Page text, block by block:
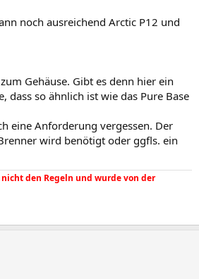
noch ausreichend Arctic P12 und
Gehäuse. Gibt es denn hier ein
dass so ähnlich ist wie das Pure Base
eine Anforderung vergessen. Der
wird benötigt oder ggfls. ein
den Regeln und wurde von der